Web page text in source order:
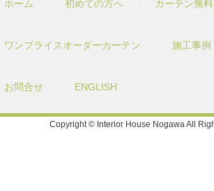
ホーム 初めての方へ カーテン無
ワンプライスオーダーカーテン 施工事例
お問合せ ENGLISH
Copyright © Interior House Nogawa All